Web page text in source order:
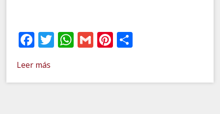
Facebook
Twitter
WhatsApp
GmailPinterest
Leer más